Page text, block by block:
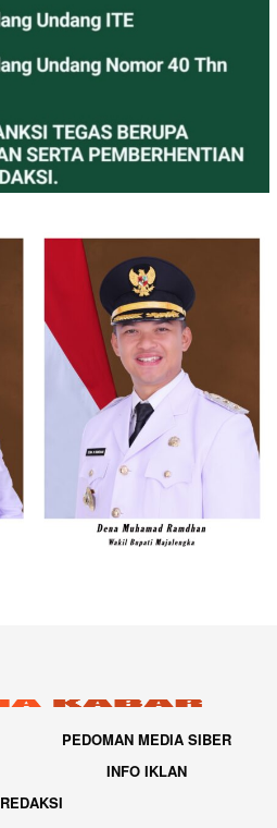
PEDOMAN MEDIA SIBER
INFO IKLAN
REDAKSI